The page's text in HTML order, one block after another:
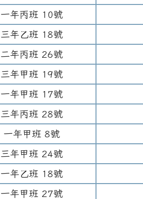
一年丙班 10號
三年 乙班 18號
二年丙班 26號
三年 甲班 19號
一年 甲班 17號
三年丙班 28號
一年 甲班 8號
三年 甲班 24號
一年 乙班 18號
一年 甲班 27號